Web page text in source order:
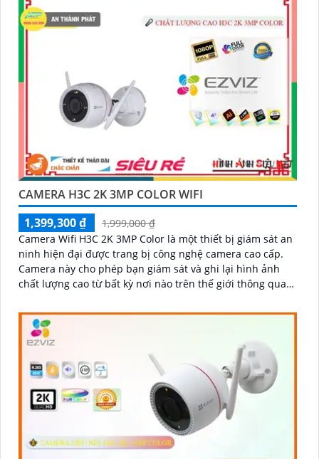
CAMERA H3C 2K 3MP COLOR WIFI
1,399,300 ₫
1,999,000 ₫
Camera Wifi H3C 2K 3MP Color là một thiết bị giám sát an
ninh hiện đại được trang bị công nghệ camera cao cấp.
Camera này cho phép bạn giám sát và ghi lại hình ảnh
chất lượng cao từ bất kỳ nơi nào trên thế giới thông qua